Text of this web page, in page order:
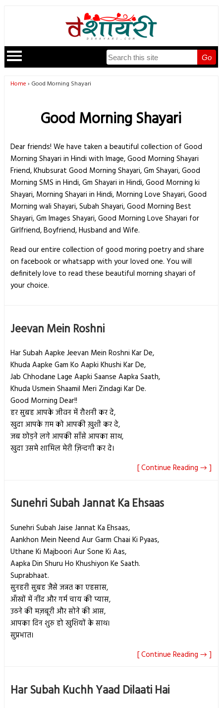
Go
Home Good Morning Shayari
Good Morning Shayari
Dear friends! We have taken a beautiful collection of Good
Morning Shayari in Hindi with Image, Good Morning Shayari
Friend, Khubsurat Good Morning Shayari, Gm Shayari, Good
Morning SMS in Hindi, Gm Shayari in Hindi, Good Morning ki
Shayari, Morning Shayari in Hindi, Morning Love Shayari, Good
Morning wali Shayari, Subah Shayari, Good Morning Best
Shayari, Gm Images Shayari, Good Morning Love Shayari for
Girlfriend, Boyfriend, Husband and Wife.
Read our entire collection of good moring poetry and share
on facebook or whatsapp with your loved one. You will
definitely love to read these beautiful morning shayari of
your choice.
Jeevan Mein Roshni
Har Subah Aapke Jeevan Mein Roshni Kar De,
Khuda Aapke Gam Ko Aapki Khushi Kar De,
Jab Chhodane Lage Aapki Saanse Aapka Saath,
Khuda Usmein Shaamil Meri Zindagi Kar De.
Good Morning Dear!!
हर सुबह आपके जीवन में रौशनी कर दे,
खुदा आपके ग़म को आपकी ख़ुशी कर दे,
जब छोड़ने लगे आपकी साँसे आपका साथ,
खुदा उसमे शामिल मेरी ज़िन्दगी कर दे।
[ Continue Reading → ]
Sunehri Subah Jannat Ka Ehsaas
Sunehri Subah Jaise Jannat Ka Ehsaas,
Aankhon Mein Neend Aur Garm Chaai Ki Pyaas,
Uthane Ki Majboori Aur Sone Ki Aas,
Aapka Din Shuru Ho Khushiyon Ke Saath.
Suprabhaat.
सुनहरी सुबह जैसे जन्नत का एहसास,
आँखों में नींद और गर्म चाय की प्यास,
उठने की मज़बूरी और सोने की आस,
आपका दिन शुरु हो खुशियों के साथ।
सुप्रभात।
[ Continue Reading → ]
Har Subah Kuchh Yaad Dilaati Hai